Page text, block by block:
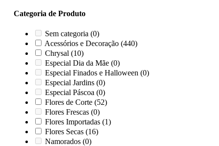
Categoria de Produto
Sem categoria (0)
Acessórios e Decoração (440)
Chrysal (10)
Especial Dia da Mãe (0)
Especial Finados e Halloween (0)
Especial Jardins (0)
Especial Páscoa (0)
Flores de Corte (52)
Flores Frescas (0)
Flores Importadas (1)
Flores Secas (16)
Namorados (0)